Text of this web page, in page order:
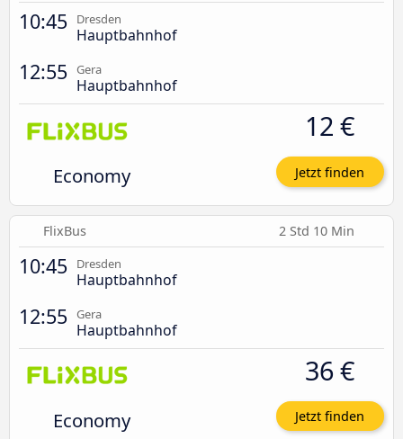
10:45 Dresden
Hauptbahnhof
12:55 Gera
Hauptbahnhof
Economy
12 €
Jetzt finden
FlixBus 2 Std 10 Min
10:45 Dresden
Hauptbahnhof
12:55 Gera
Hauptbahnhof
Economy
36 €
Jetzt finden